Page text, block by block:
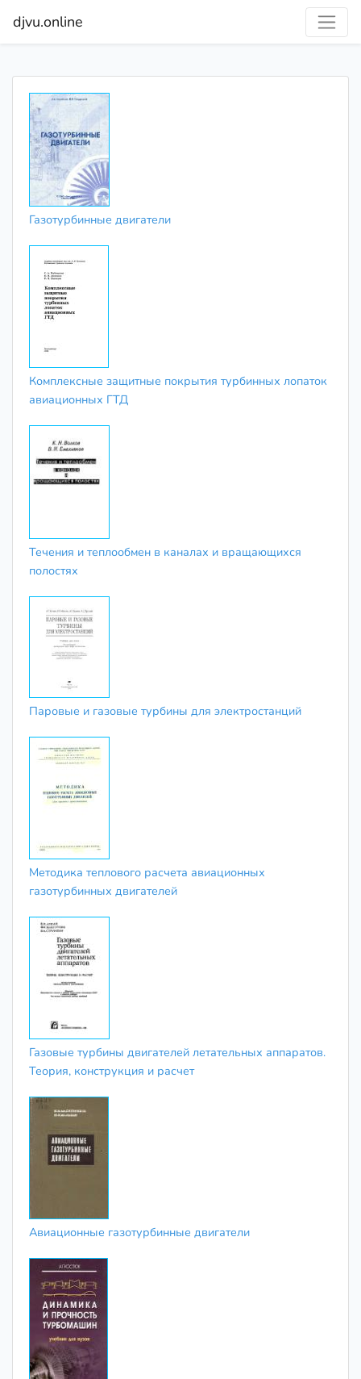
djvu.online
Газотурбинные двигатели
Комплексные защитные покрытия турбинных лопаток
авиационных ГТД
Течения и теплообмен в каналах и вращающихся
полостях
Паровые и газовые турбины для электростанций
Методика теплового расчета авиационных
газотурбинных двигателей
Газовые турбины двигателей летательных аппаратов.
Теория, конструкция и расчет
Авиационные газотурбинные двигатели